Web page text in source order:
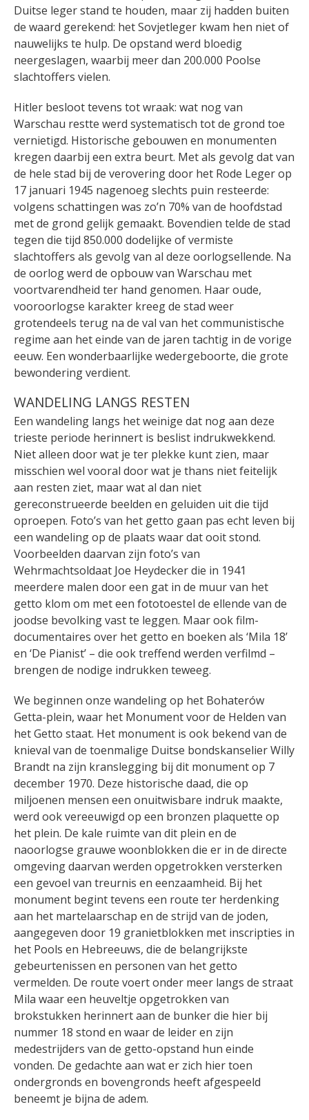
Duitse leger stand te houden, maar zij hadden buiten
de waard gerekend: het Sovjetleger kwam hen niet of
nauwelijks te hulp. De opstand werd bloedig
neergeslagen, waarbij meer dan 200.000 Poolse
slachtoffers vielen.
Hitler besloot tevens tot wraak: wat nog van
Warschau restte werd systematisch tot de grond toe
vernietigd. Historische gebouwen en monumenten
kregen daarbij een extra beurt. Met als gevolg dat van
de hele stad bij de verovering door het Rode Leger op
17 januari 1945 nagenoeg slechts puin resteerde:
volgens schattingen was zo’n 70% van de hoofdstad
met de grond gelijk gemaakt. Bovendien telde de stad
tegen die tijd 850.000 dodelijke of vermiste
slachtoffers als gevolg van al deze oorlogsellende. Na
de oorlog werd de opbouw van Warschau met
voortvarendheid ter hand genomen. Haar oude,
vooroorlogse karakter kreeg de stad weer
grotendeels terug na de val van het communistische
regime aan het einde van de jaren tachtig in de vorige
eeuw. Een wonderbaarlijke wedergeboorte, die grote
bewondering verdient.
WANDELING LANGS RESTEN
Een wandeling langs het weinige dat nog aan deze
trieste periode herinnert is beslist indrukwekkend.
Niet alleen door wat je ter plekke kunt zien, maar
misschien wel vooral door wat je thans niet feitelijk
aan resten ziet, maar wat al dan niet
gereconstrueerde beelden en geluiden uit die tijd
oproepen. Foto’s van het getto gaan pas echt leven bij
een wandeling op de plaats waar dat ooit stond.
Voorbeelden daarvan zijn foto’s van
Wehrmachtsoldaat Joe Heydecker die in 1941
meerdere malen door een gat in de muur van het
getto klom om met een fototoestel de ellende van de
joodse bevolking vast te leggen. Maar ook film-
documentaires over het getto en boeken als ‘Mila 18’
en ‘De Pianist’ – die ook treffend werden verfilmd –
brengen de nodige indrukken teweeg.
We beginnen onze wandeling op het Bohaterów
Getta-plein, waar het Monument voor de Helden van
het Getto staat. Het monument is ook bekend van de
knieval van de toenmalige Duitse bondskanselier Willy
Brandt na zijn kranslegging bij dit monument op 7
december 1970. Deze historische daad, die op
miljoenen mensen een onuitwisbare indruk maakte,
werd ook vereeuwigd op een bronzen plaquette op
het plein. De kale ruimte van dit plein en de
naoorlogse grauwe woonblokken die er in de directe
omgeving daarvan werden opgetrokken versterken
een gevoel van treurnis en eenzaamheid. Bij het
monument begint tevens een route ter herdenking
aan het martelaarschap en de strijd van de joden,
aangegeven door 19 granietblokken met inscripties in
het Pools en Hebreeuws, die de belangrijkste
gebeurtenissen en personen van het getto
vermelden. De route voert onder meer langs de straat
Mila waar een heuveltje opgetrokken van
brokstukken herinnert aan de bunker die hier bij
nummer 18 stond en waar de leider en zijn
medestrijders van de getto-opstand hun einde
vonden. De gedachte aan wat er zich hier toen
ondergronds en bovengronds heeft afgespeeld
beneemt je bijna de adem.